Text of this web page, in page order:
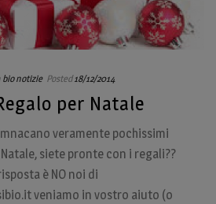
bio notizie Posted 18/12/2014
per Natale
veramente pochissimi
siete pronte con i regali??
è NO noi di
veniamo in vostro aiuto (o